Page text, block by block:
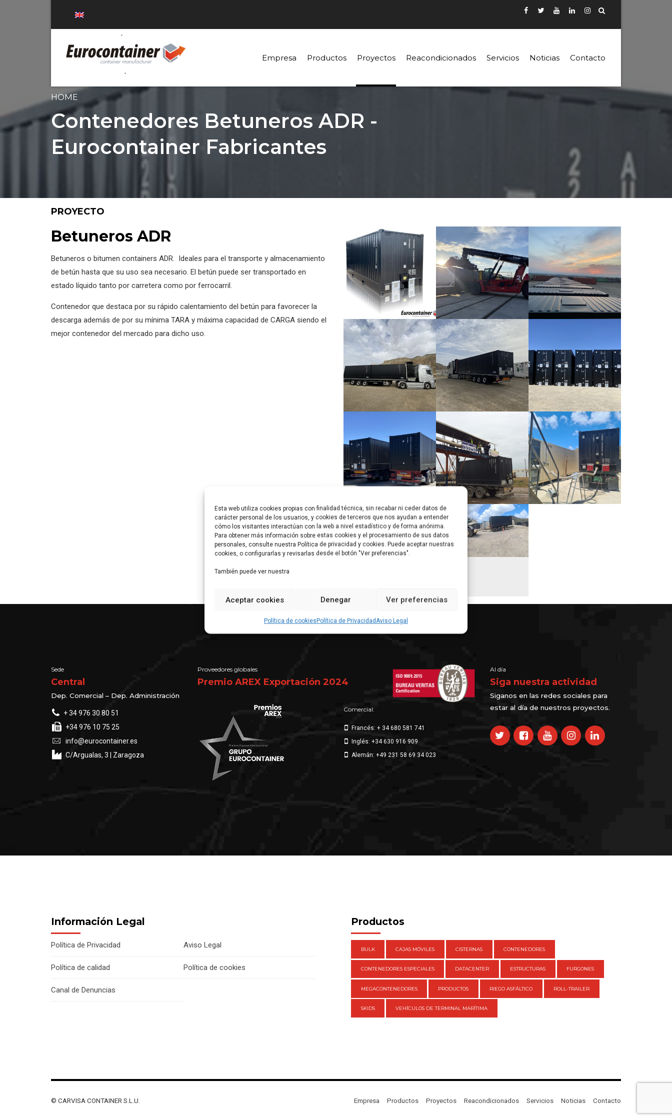
Esta web utiliza cookies propias con finalidad técnica, sin recabar ni ceder datos de
carácter personal de los usuarios, y cookies de terceros que nos ayudan a entender
cómo los visitantes interactúan con la web a nivel estadístico y de forma anónima.
Para obtener más información sobre estas cookies y el procesamiento de sus datos
personales, consulte nuestra Política de privacidad y cookies. Puede aceptar nuestras
cookies, o configurarlas y revisarlas desde el botón "Ver preferencias".
También puede ver nuestra
Aceptar cookies Denegar Ver preferencias
Política de cookiesPolítica de PrivacidadAviso Legal
Empresa Productos Proyectos Reacondicionados Servicios Noticias Contacto
HOME
Contenedores Betuneros ADR -
Eurocontainer Fabricantes
PROYECTO
Betuneros ADR
Betuneros o bitumen containers ADR. Ideales para el transporte y almacenamiento
de betún hasta que su uso sea necesario. El betún puede ser transportado en
estado líquido tanto por carretera como por ferrocarril.
Contenedor que destaca por su rápido calentamiento del betún para favorecer la
descarga además de por su mínima TARA y máxima capacidad de CARGA siendo el
mejor contenedor del mercado para dicho uso.
Sede
Central
Dep. Comercial – Dep. Administración
+ 34 976 30 80 51
+34 976 10 75 25
info@eurocontainer.es
C/Argualas, 3 | Zaragoza
Proveedores globales
Premio AREX Exportación 2024
Comercial:
Francés: + 34 680 581 741
Inglés: +34 630 916 909
Alemán: +49 231 58 69 34 023
Al día
Siga nuestra actividad
Siganos en las redes sociales para
estar al día de nuestros proyectos.
Información Legal
Política de Privacidad Aviso Legal
Política de calidad Política de cookies
Canal de Denuncias
Productos
BULK CAJAS MÓVILES CISTERNAS CONTENEDORES
CONTENEDORES ESPECIALES DATACENTER ESTRUCTURAS FURGONES
MEGACONTENEDORES PRODUCTOS RIEGO ASFÁLTICO ROLL-TRAILER
SKIDS VEHÍCULOS DE TERMINAL MARÍTIMA
© CARVISA CONTAINER S.L.U. Empresa Productos Proyectos Reacondicionados Servicios Noticias Contacto